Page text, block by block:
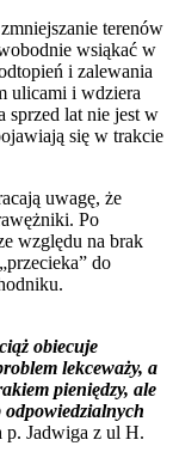
terenów
wsiąkać w
i zalewania
ulicami i wdziera
sprzed lat nie jest w
się w trakcie
uwagę, że
Po
względu na brak
do
obiecuje
lekceważy, a
pieniędzy, ale
odpowiedzialnych
Jadwiga z ul H.